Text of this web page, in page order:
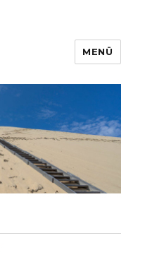
MENÜ